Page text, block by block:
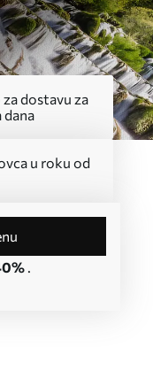
dostavu za
dana
u roku od
.